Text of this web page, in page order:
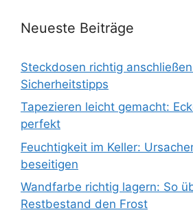
Neueste Beiträge
Steckdosen richtig
Sicherheitstipps
Tapezieren leicht gemacht:
perfekt
Feuchtigkeit im Keller:
beseitigen
Wandfarbe richtig lagern: So
Restbestand den Frost